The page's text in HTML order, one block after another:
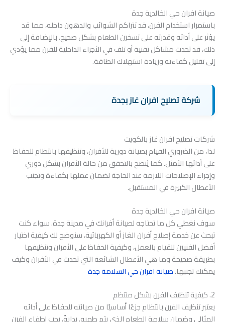
صيانة افران حي الخالدية جدة
باستمرار استخدام الفرن، قد تتراكم الشوائب والدهون داخله، مما قد
يؤثر على أدائه وقدرته على تسخين الطعام بشكل صحيح. بالإضافة إلى
ذلك، قد تحدث مشاكل تقنية أو تلف في الأجزاء الداخلية للفرن مما يؤدي
إلى تقليل كفاءته وزيادة استهلاك الطاقة.
شركة تصليح افران غاز بجدة
شركات تصليح افران غاز بالكويت
لذا، من الضروري القيام بصيانة دورية للأفران، وتنظيفها بانتظام للحفاظ
على أدائها الأمثل. كما يُنصح بالتحقق من حالة الأفران بشكل دوري
وإجراء الإصلاحات اللازمة عند الحاجة لضمان عملها بكفاءة وتجنب
الأعطال الكبيرة في المستقبل.
صيانة افران حي الخالدية جدة
سوف نغطي كل ما تحتاجه لصيانة أفرانك في مدينة جدة. سواء كنت
تبحث عن خدمة إصلاح أفران الغاز أو الكهربائية، سنوضح لك كيفية اختيار
أفضل الفنيين للقيام بالعمل، وكيفية الحفاظ على الأفران وتنظيفها
بطريقة صحيحة وما هي الأعطال الشائعة التي تحدث في الأفران وكيف
يمكنك تجنبها.صيانة افران حي السلامة جدة
2. كيفية تنظيف الفرن بشكل منتظم
يعتبر تنظيف الفرن بانتظام جزءًا أساسيًا من صيانته للحفاظ على أدائه
المثالي وضمان سلامة الطعام الذي يتم طهيه. بدايةً، يجب إطفاء الفرن